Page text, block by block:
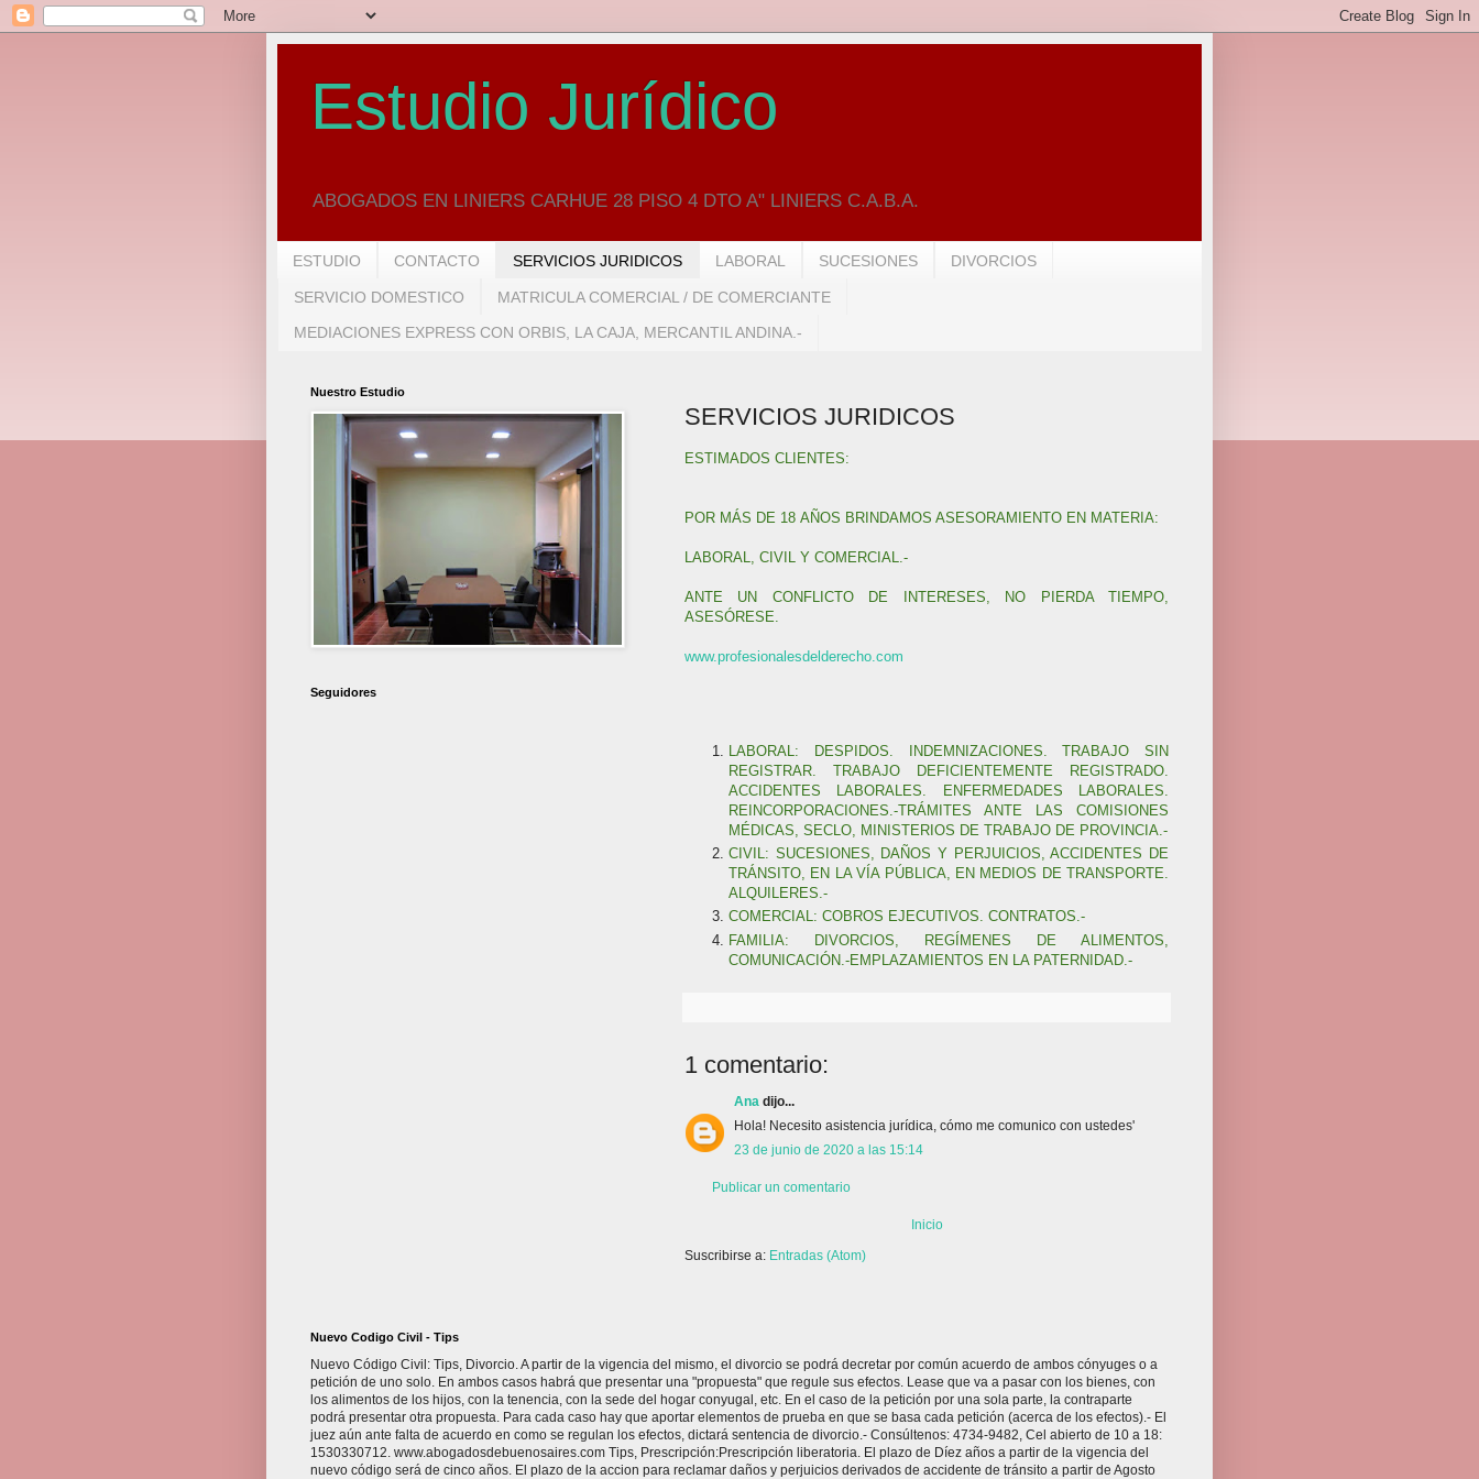
Estudio Jurídico
ABOGADOS EN LINIERS CARHUE 28 PISO 4 DTO A" LINIERS C.A.B.A.
ESTUDIO CONTACTO SERVICIOS JURIDICOS LABORAL SUCESIONES DIVORCIOS
SERVICIO DOMESTICO MATRICULA COMERCIAL / DE COMERCIANTE
MEDIACIONES EXPRESS CON ORBIS, LA CAJA, MERCANTIL ANDINA.-
SERVICIOS JURIDICOS
ESTIMADOS CLIENTES:
POR MÁS DE 18 AÑOS BRINDAMOS ASESORAMIENTO EN MATERIA:
LABORAL, CIVIL Y COMERCIAL.-
ANTE UN CONFLICTO DE INTERESES, NO PIERDA TIEMPO,
ASESÓRESE.
www.profesionalesdelderecho.com
LABORAL: DESPIDOS. INDEMNIZACIONES. TRABAJO SIN
REGISTRAR. TRABAJO DEFICIENTEMENTE REGISTRADO.
ACCIDENTES LABORALES. ENFERMEDADES LABORALES.
REINCORPORACIONES.-TRÁMITES ANTE LAS COMISIONES
MÉDICAS, SECLO, MINISTERIOS DE TRABAJO DE PROVINCIA.-
CIVIL: SUCESIONES, DAÑOS Y PERJUICIOS, ACCIDENTES DE
TRÁNSITO, EN LA VÍA PÚBLICA, EN MEDIOS DE TRANSPORTE.
ALQUILERES.-
COMERCIAL: COBROS EJECUTIVOS. CONTRATOS.-
FAMILIA: DIVORCIOS, REGÍMENES DE ALIMENTOS,
COMUNICACIÓN.-EMPLAZAMIENTOS EN LA PATERNIDAD.-
1 comentario:
Ana dijo...
Hola! Necesito asistencia jurídica, cómo me comunico con ustedes'
23 de junio de 2020 a las 15:14
Publicar un comentario
Inicio
Suscribirse a: Entradas (Atom)
Nuestro Estudio
Seguidores
Nuevo Codigo Civil - Tips
Nuevo Código Civil: Tips, Divorcio. A partir de la vigencia del mismo, el divorcio se podrá decretar por común acuerdo de ambos cónyuges o a
petición de uno solo. En ambos casos habrá que presentar una "propuesta" que regule sus efectos. Lease que va a pasar con los bienes, con
los alimentos de los hijos, con la tenencia, con la sede del hogar conyugal, etc. En el caso de la petición por una sola parte, la contraparte
podrá presentar otra propuesta. Para cada caso hay que aportar elementos de prueba en que se basa cada petición (acerca de los efectos).- El
juez aún ante falta de acuerdo en como se regulan los efectos, dictará sentencia de divorcio.- Consúltenos: 4734-9482, Cel abierto de 10 a 18:
1530330712. www.abogadosdebuenosaires.com Tips, Prescripción:Prescripción liberatoria. El plazo de Díez años a partir de la vigencia del
nuevo código será de cinco años. El plazo de la accion para reclamar daños y perjuicios derivados de accidente de tránsito a partir de Agosto